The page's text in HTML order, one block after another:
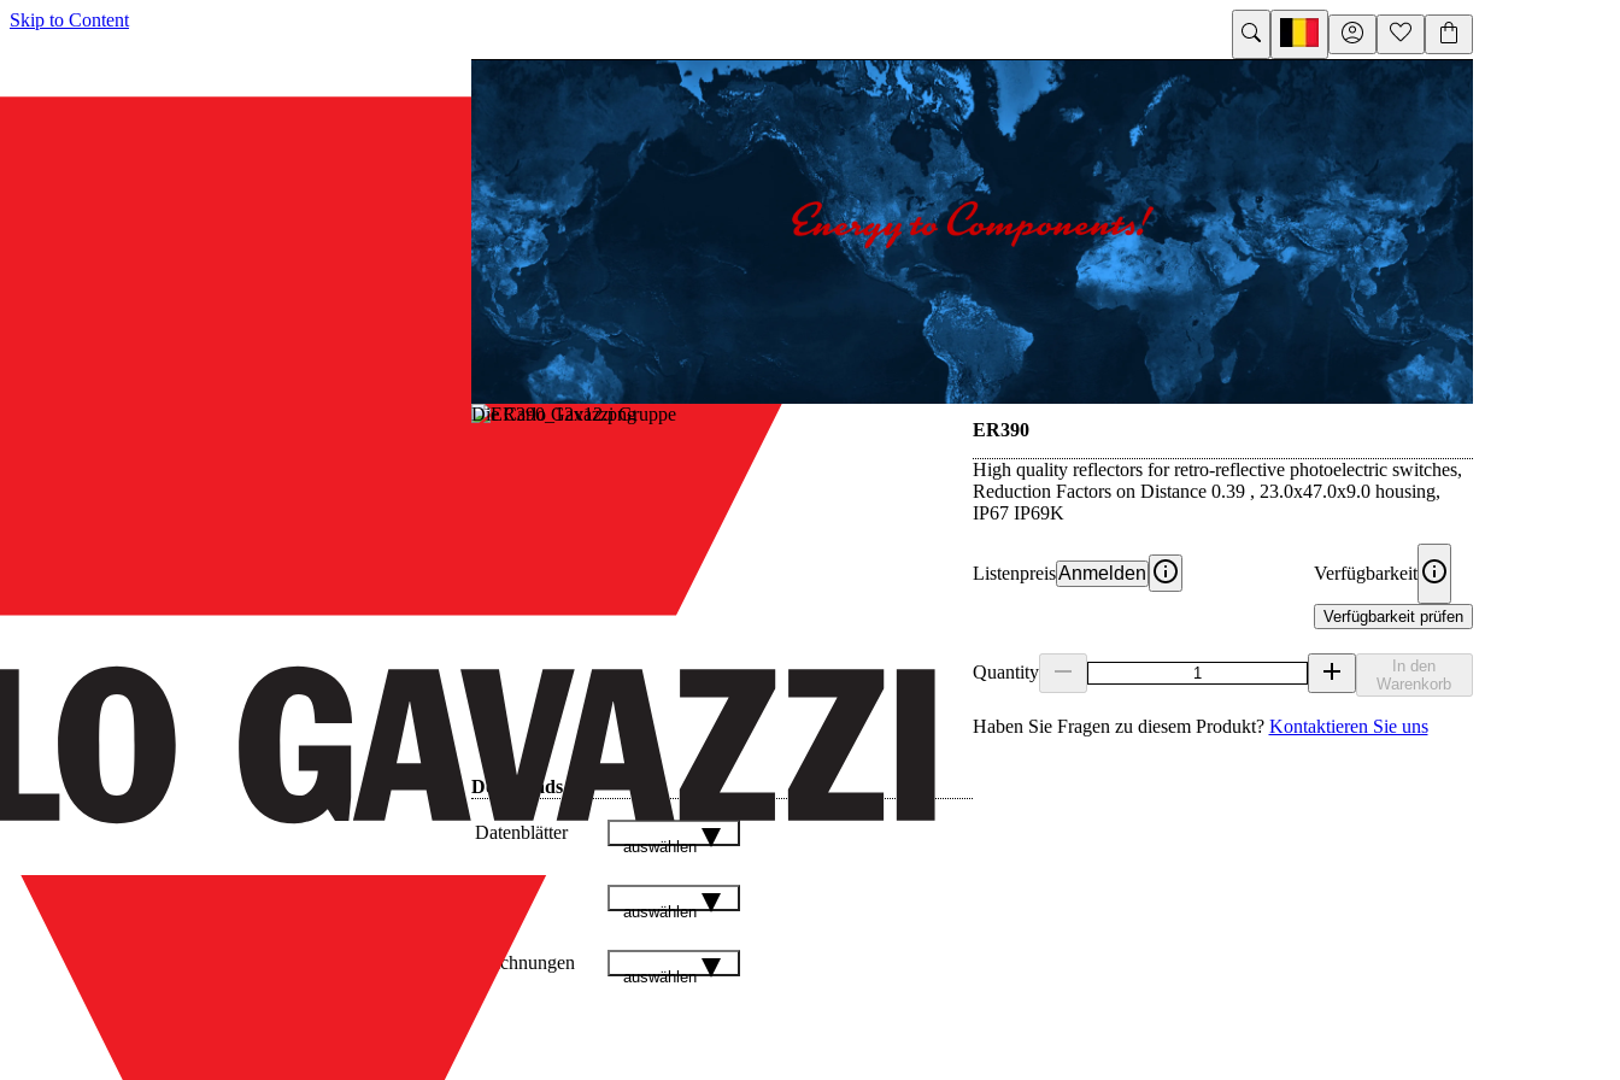
Skip to Content
Die Carlo Gavazzi Gruppe
ER390
High quality reflectors for retro-reflective photoelectric switches,
Reduction Factors on Distance 0.39 , 23.0x47.0x9.0 housing,
IP67 IP69K
ListenpreisAnmelden Verfügbarkeit
Verfügbarkeit prüfen
Quantity
In den
Warenkorb
Haben Sie Fragen zu diesem Produkt? Kontaktieren Sie uns
Downloads
Datenblätter
auswählen
auswählen
Zeichnungen
auswählen